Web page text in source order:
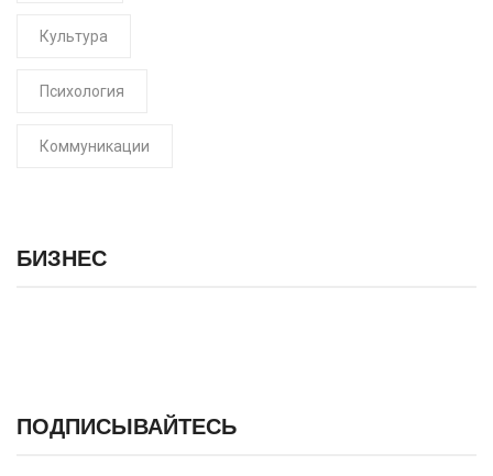
Культура
Психология
Коммуникации
БИЗНЕС
ПОДПИСЫВАЙТЕСЬ